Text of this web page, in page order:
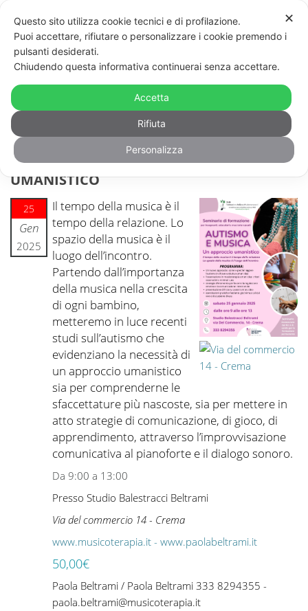
AUTISMO E MUSICA. UN APPROCCIO
UMANISTICO
25
Gen
2025
Il tempo della musica è il
tempo della relazione. Lo
spazio della musica è il
luogo dell’incontro.
Partendo dall’importanza
della musica nella crescita
di ogni bambino,
metteremo in luce recenti
studi sull’autismo che
evidenziano la necessità di
un approccio umanistico
sia per comprenderne le
sfaccettature più nascoste, sia per mettere in
atto strategie di comunicazione, di gioco, di
apprendimento, attraverso l’improvvisazione
comunicativa al pianoforte e il dialogo sonoro.
Da 9:00 a 13:00
Presso Studio Balestracci Beltrami
Via del commercio 14 - Crema
www.musicoterapia.it - www.paolabeltrami.it
50,00€
Paola Beltrami / Paola Beltrami 333 8294355 -
paola.beltrami@musicoterapia.it
✕
Questo sito utilizza cookie tecnici e di profilazione.
Puoi accettare, rifiutare o personalizzare i cookie premendo i
pulsanti desiderati.
Chiudendo questa informativa continuerai senza accettare.
Accetta
Rifiuta
Personalizza